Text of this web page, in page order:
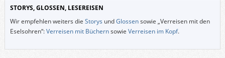
STORYS, GLOSSEN, LESEREISEN
Wir empfehlen weiters die Storys undGlossensowie „Verreisen mit den
Eselsohren“:Verreisen mit Büchernsowie Verreisen im Kopf.